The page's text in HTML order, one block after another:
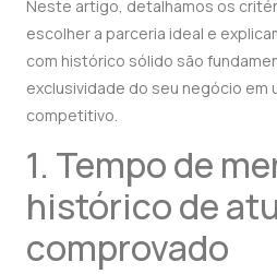
Neste artigo, detalhamos os
escolher a parceria ideal e
com histórico sólido são
exclusividade do seu negócio em
competitivo.
1. Tempo de
histórico de
comprovado